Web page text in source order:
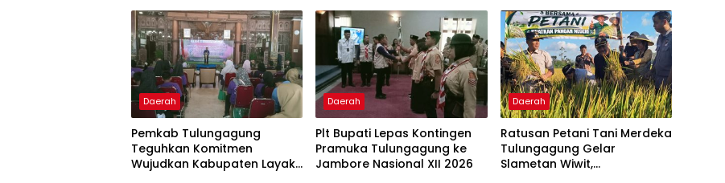
Tulungagung”
Kerukunan
Daerah
Pemkab Tulungagung
Teguhkan Komitmen
Wujudkan Kabupaten Layak
Daerah
Plt Bupati Lepas Kontingen
Pramuka Tulungagung ke
Jambore Nasional XII 2026
Daerah
Ratusan Petani Tani Merdeka
Tulungagung Gelar
Slametan Wiwit,